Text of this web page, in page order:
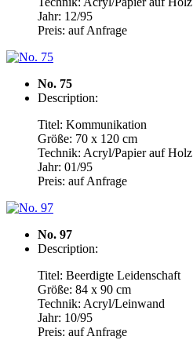
Jahr: 12/95
Preis: auf Anfrage
No. 75
Description:
Titel: Kommunikation
Größe: 70 x 120 cm
Technik: Acryl/Papier auf Holz
Jahr: 01/95
Preis: auf Anfrage
No. 97
Description:
Titel: Beerdigte Leidenschaft
Größe: 84 x 90 cm
Technik: Acryl/Leinwand
Jahr: 10/95
Preis: auf Anfrage